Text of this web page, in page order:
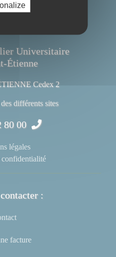
Universitaire
Étienne
Cedex 2
différents sites
80 00
légales
:
facture